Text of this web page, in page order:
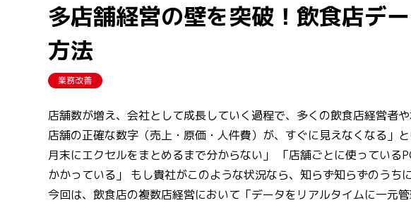
多店舗経営の壁を突破！飲食店デ
方法
業務改善
店舗数が増え、会社として成長していく過程で、多くの飲食店経営者
店舗の正確な数字（売上・原価・人件費）が、すぐに見えなくなる」
月末にエクセルをまとめるまで分からない」 「店舗ごとに使ってい
かかっている」 もし貴社がこのような状況なら、知らず知らずのうち
今回は、飲食店の複数店経営において「データをリアルタイムに一元